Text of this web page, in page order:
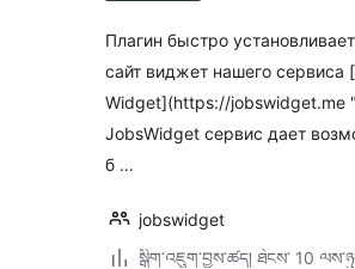
Плагин быстро
сайт виджет нашего сервиса
Widget](https://jobswidget.me
JobsWidget сервис дает
б …
jobswidget
སྒྲིག་འཇུག་བྱས་ཚད། ཐེངས་ 10